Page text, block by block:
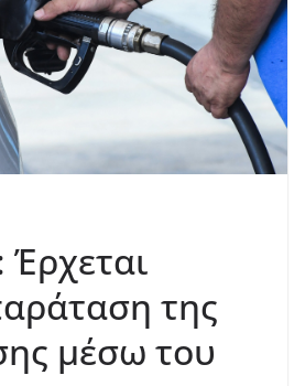
της
μέσω του